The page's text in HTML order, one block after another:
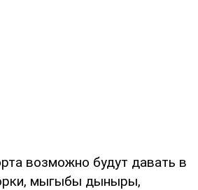
возможно будут давать в
мыгыбы дыныры,